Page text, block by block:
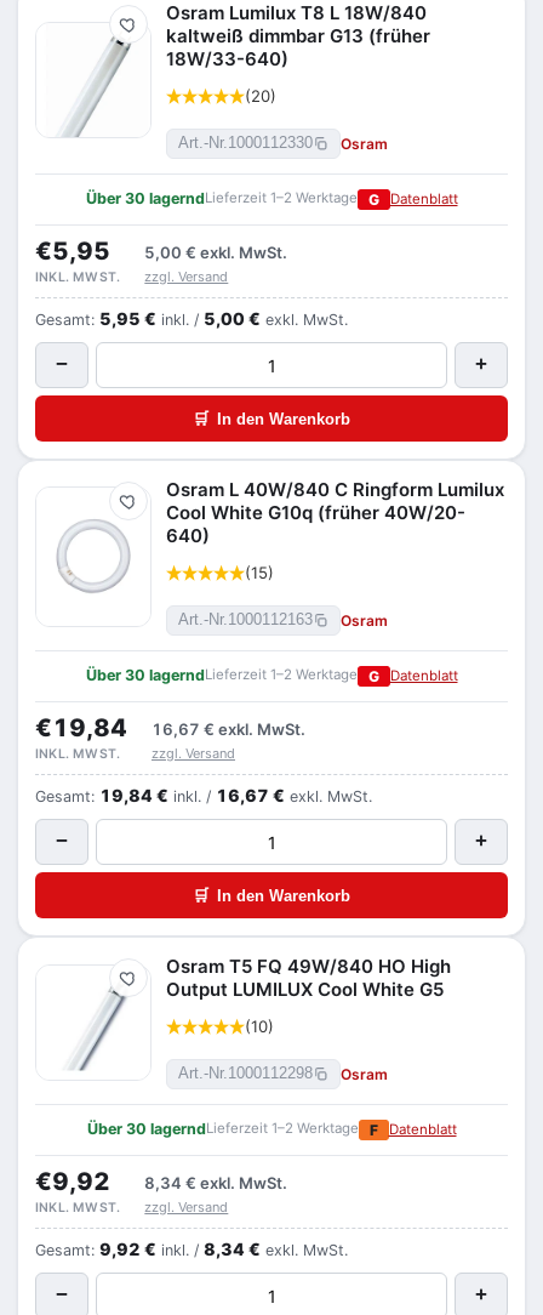
Merken
Osram Lumilux T8 L 18W/840
kaltweiß dimmbar G13 (früher
18W/33-640)
(20)
Art.-Nr.1000112330 Osram
Über 30 lagerndLieferzeit 1–2 Werktage G Datenblatt
€5,95 5,00 € exkl. MwSt.
INKL. MWST. zzgl. Versand
Gesamt: 5,95 € inkl. / 5,00 € exkl. MwSt.
− +
🛒 In den Warenkorb
Merken
Osram L 40W/840 C Ringform Lumilux
Cool White G10q (früher 40W/20-
640)
(15)
Art.-Nr.1000112163 Osram
Über 30 lagerndLieferzeit 1–2 Werktage G Datenblatt
€19,84 16,67 € exkl. MwSt.
INKL. MWST. zzgl. Versand
Gesamt: 19,84 € inkl. / 16,67 € exkl. MwSt.
− +
🛒 In den Warenkorb
Merken
Osram T5 FQ 49W/840 HO High
Output LUMILUX Cool White G5
(10)
Art.-Nr.1000112298 Osram
Über 30 lagerndLieferzeit 1–2 Werktage F Datenblatt
€9,92 8,34 € exkl. MwSt.
INKL. MWST. zzgl. Versand
Gesamt: 9,92 € inkl. / 8,34 € exkl. MwSt.
− +